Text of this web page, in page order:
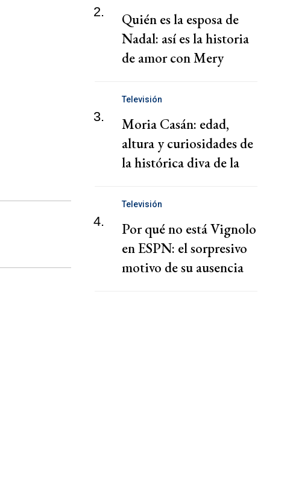
2.
Quién es la esposa de
Nadal: así es la historia
de amor con Mery
3.
Televisión
Moria Casán: edad,
altura y curiosidades de
la histórica diva de la
4.
Televisión
Por qué no está Vignolo
en ESPN: el sorpresivo
motivo de su ausencia